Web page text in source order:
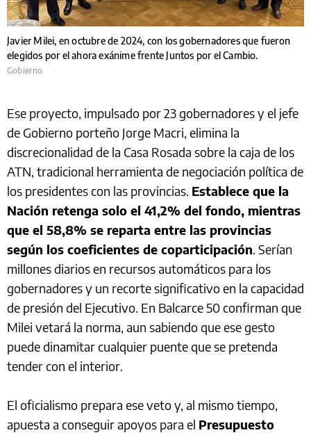
Javier Milei, en octubre de 2024, con los gobernadores que fueron
elegidos por el ahora exánime frente Juntos por el Cambio.
Gobierno
Ese proyecto, impulsado por 23 gobernadores y el jefe
de Gobierno porteño Jorge Macri, elimina la
discrecionalidad de la Casa Rosada sobre la caja de los
ATN, tradicional herramienta de negociación política de
los presidentes con las provincias. Establece que la
Nación retenga solo el 41,2% del fondo, mientras
que el 58,8% se reparta entre las provincias
según los coeficientes de coparticipación. Serían
millones diarios en recursos automáticos para los
gobernadores y un recorte significativo en la capacidad
de presión del Ejecutivo. En Balcarce 50 confirman que
Milei vetará la norma, aun sabiendo que ese gesto
puede dinamitar cualquier puente que se pretenda
tender con el interior.
El oficialismo prepara ese veto y, al mismo tiempo,
apuesta a conseguir apoyos para el Presupuesto